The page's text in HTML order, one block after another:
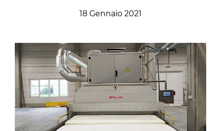
18 Gennaio 2021